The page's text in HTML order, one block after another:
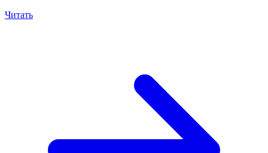
Читать